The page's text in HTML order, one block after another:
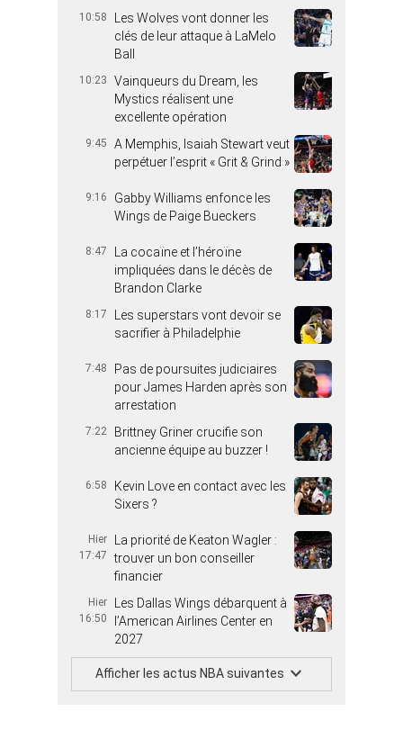
10:58
Les Wolves vont donner les
clés de leur attaque à LaMelo
Ball
10:23
Vainqueurs du Dream, les
Mystics réalisent une
excellente opération
9:45
A Memphis, Isaiah Stewart veut
perpétuer l’esprit « Grit & Grind »
9:16
Gabby Williams enfonce les
Wings de Paige Bueckers
8:47
La cocaïne et l’héroïne
impliquées dans le décès de
Brandon Clarke
8:17
Les superstars vont devoir se
sacrifier à Philadelphie
7:48
Pas de poursuites judiciaires
pour James Harden après son
arrestation
7:22
Brittney Griner crucifie son
ancienne équipe au buzzer !
6:58
Kevin Love en contact avec les
Sixers ?
Hier
17:47
La priorité de Keaton Wagler :
trouver un bon conseiller
financier
Hier
16:50
Les Dallas Wings débarquent à
l’American Airlines Center en
2027
Afficher les actus NBA suivantes